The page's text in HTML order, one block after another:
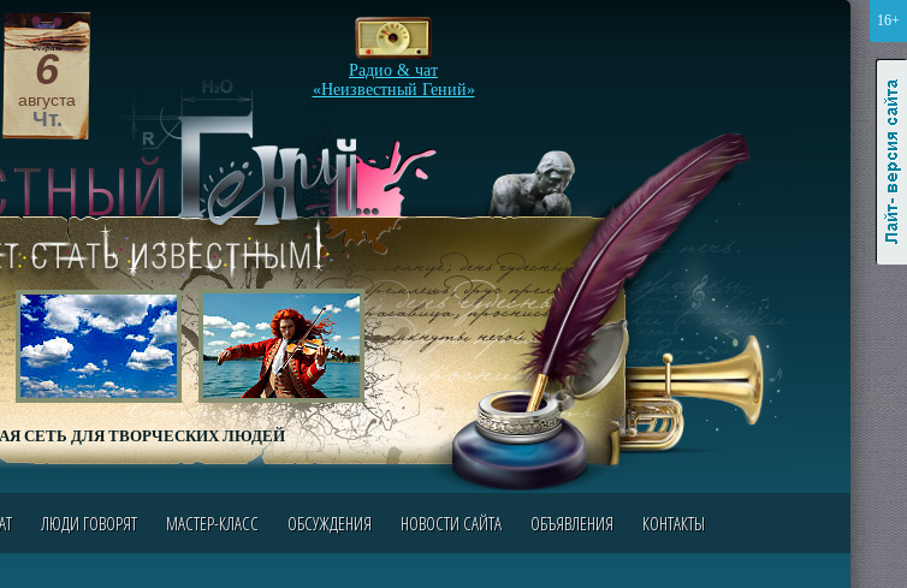
16+
6
августа
Чт.
СЕТЬ ДЛЯ ТВОРЧЕСКИХ ЛЮДЕЙ
Радио & чат
«Неизвестный Гений»
ЛЮДИ ГОВОРЯТ МАСТЕР-КЛАСС ОБСУЖДЕНИЯ НОВОСТИ САЙТА ОБЪЯВЛЕНИЯ КОНТАКТЫ